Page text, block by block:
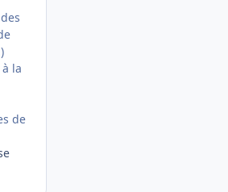
la
de